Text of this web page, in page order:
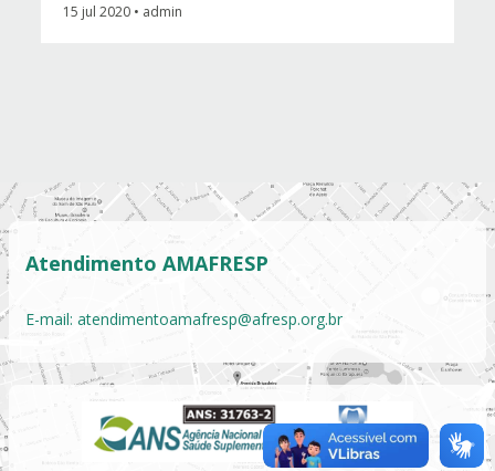
15 jul 2020 • admin
Atendimento AMAFRESP
E-mail: atendimentoamafresp@afresp.org.br